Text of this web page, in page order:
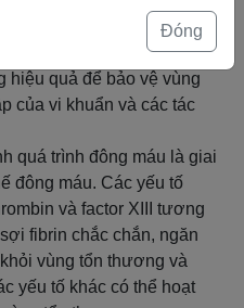
tố khác như các yếu tố
và chất kháng vi khuẩn
hiệu quả để bảo vệ vùng
của vi khuẩn và các tác
quá trình đông máu là giai
đông máu. Các yếu tố
và factor XIII tương
fibrin chắc chắn, ngăn
vùng tổn thương và
yếu tố khác có thể hoạt
Đóng